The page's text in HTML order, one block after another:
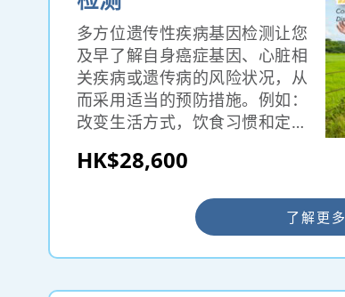
多方位遗传性疾病基因检测让您
及早了解自身癌症基因、心脏相
关疾病或遗传病的风险状况，从
而采用适当的预防措施。例如：
改变生活方式，饮食习惯和定期
夫妻，子女的健康成长尤其重
传病的基因状况，提示生育风
险，将有助您和定人尽早做好预
防措施，把风险减到最低。
HK$28,600
了解更多